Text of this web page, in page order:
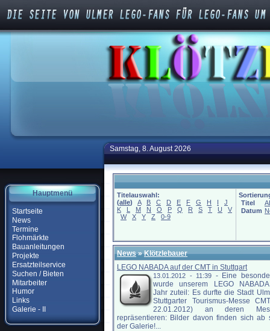
Hauptmenü
Startseite
News
Termine
Flohmärkte
Bauanleitungen
Projekte
Ersatzteilservice
Suchen / Bieten
Mitarbeiter
Humor
Links
Galerie - II
Samstag, 8. August 2026
Titelauswahl:
(alle) A B C D E F G H I
J
K
L M N O P Q R S T U
V
W
X Y Z 0-9
Titel
Datum
News»Klötzlebauer
LEGO NABADA auf der CMT in Stuttgart
13.01.2012 - 11:39 - Eine
wurde unserem LEGO
Jahr zuteil: Es durfte die Stadt
Stuttgarter Tourismus-Messe
22.01.2012) an deren
repräsentieren: Bilder davon finden sich ab
der Galerie!...